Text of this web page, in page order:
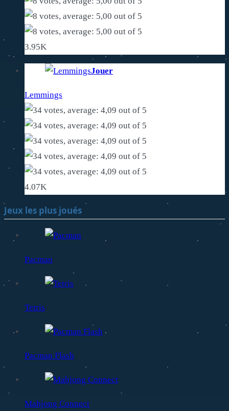
3.95K
Jouer
Lemmings
4.07K
Jeux les plus joués
Pacman
Tetris
Pacman Flash
Mahjong Connect